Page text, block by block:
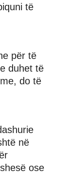
të
për të
duhet të
do të
në
ose